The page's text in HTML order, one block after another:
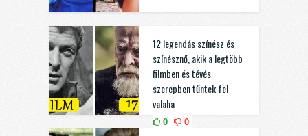
12 legendás színész és
színésznő, akik a legtöbb
filmben és tévés
szerepben tűntek fel
valaha
0 0